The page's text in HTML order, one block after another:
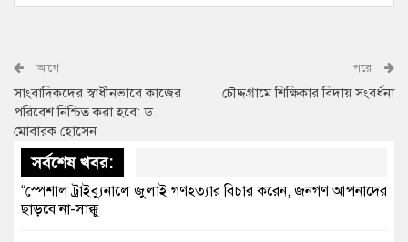
আগে
সাংবাদিকদের স্বাধীনভাবে কাজের
পরিবেশ নিশ্চিত করা হবে: ড.
মোবারক হোসেন
পরে
চৌদ্দগ্রামে শিক্ষিকার বিদায় সংবর্ধনা
সর্বশেষ খবর:
“স্পেশাল ট্রাইব্যুনালে জুলাই গণহত্যার বিচার করেন, জনগণ আপনাদের
ছাড়বে না-সাক্কু